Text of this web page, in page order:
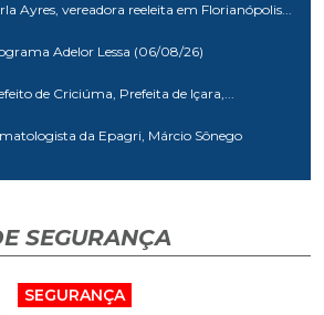
Ayres, vereadora reeleita em Florianópolis...
Adelor Lessa (06/08/26)
de Criciúma, Prefeita de Içara,...
da Epagri, Márcio Sônego
SEGURANÇA
SEGURANÇA